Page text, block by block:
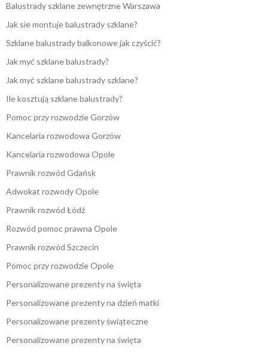
Balustrady szklane zewnętrzne Warszawa
Jak sie montuje balustrady szklane?
Szklane balustrady balkonowe jak czyścić?
Jak myć szklane balustrady?
Jak myć szklane balustrady szklane?
Ile kosztują szklane balustrady?
Pomoc przy rozwodzie Gorzów
Kancelaria rozwodowa Gorzów
Kancelaria rozwodowa Opole
Prawnik rozwód Gdańsk
Adwokat rozwody Opole
Prawnik rozwód Łódź
Rozwód pomoc prawna Opole
Prawnik rozwód Szczecin
Pomoc przy rozwodzie Opole
Personalizowane prezenty na święta
Personalizowane prezenty na dzień matki
Personalizowane prezenty świąteczne
Personalizowane prezenty na święta